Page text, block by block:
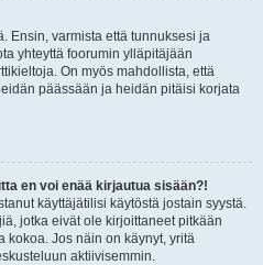
Ensin, varmista että tunnuksesi ja
yhteyttä foorumin ylläpitäjään
On myös mahdollista, että
päässään ja heidän pitäisi korjata
en voi enää kirjautua sisään?!
käyttäjätilisi käytöstä jostain syystä.
jotka eivät ole kirjoittaneet pitkään
kokoa. Jos näin on käynyt, yritä
aktiivisemmin.